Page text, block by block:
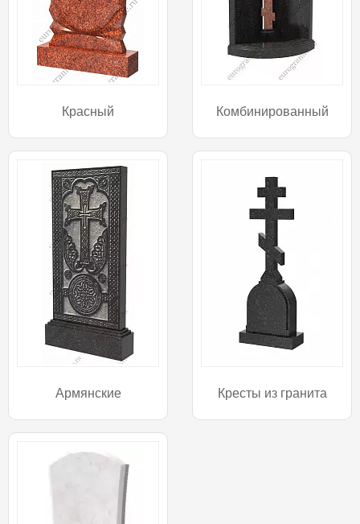
Красный Комбинированный
Армянские Кресты из гранита